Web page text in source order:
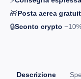
🎁Posta aerea
🔒Sconto crypto
Descrizione